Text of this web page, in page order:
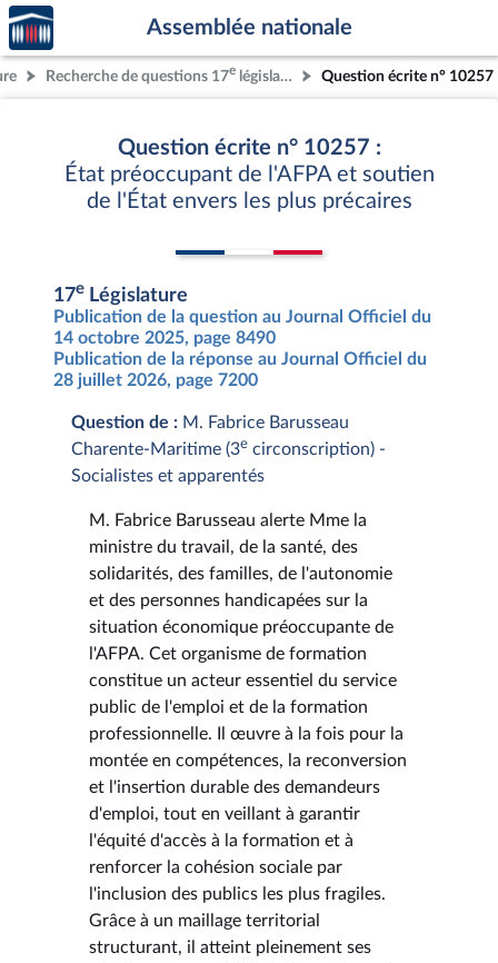
Aller au contenu
Aller en bas de la page
Accèder
à la
page
d'accueil
Assemblée nationale
Recherche de questions 17e législature Question écrite n° 10257
Question écrite n° 10257 :
État préoccupant de l'AFPA et soutien
de l'État envers les plus précaires
17e Législature
Publication de la question au Journal Officiel du
14 octobre 2025, page 8490
Publication de la réponse au Journal Officiel du
28 juillet 2026, page 7200
Question de : M. Fabrice Barusseau
Charente-Maritime (3e circonscription) -
Socialistes et apparentés
M. Fabrice Barusseau alerte Mme la
ministre du travail, de la santé, des
solidarités, des familles, de l'autonomie
et des personnes handicapées sur la
situation économique préoccupante de
l'AFPA. Cet organisme de formation
constitue un acteur essentiel du service
public de l'emploi et de la formation
professionnelle. Il œuvre à la fois pour la
montée en compétences, la reconversion
et l'insertion durable des demandeurs
d'emploi, tout en veillant à garantir
l'équité d'accès à la formation et à
renforcer la cohésion sociale par
l'inclusion des publics les plus fragiles.
Grâce à un maillage territorial
structurant, il atteint pleinement ses